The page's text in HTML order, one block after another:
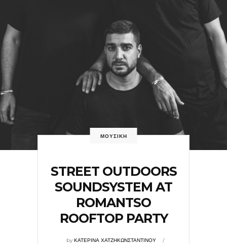
ΜΟΥΣΙΚΗ
STREET OUTDOORS
SOUNDSYSTEM AT
ROMANTSO
ROOFTOP PARTY
byΚΑΤΕΡΙΝΑ ΧΑΤΖΗΚΩΝΣΤΑΝΤΙΝΟΥ